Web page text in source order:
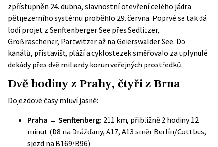
zpřístupněn 24. dubna, slavnostní otevření celého jádra
pětijezerního systému proběhlo 29. června. Poprvé se tak dá
lodí projet z Senftenberger See přes Sedlitzer,
Großräschener, Partwitzer až na Geierswalder See. Do
kanálů, přístavišť, pláží a cyklostezek směřovalo za uplynulé
dekády přes dvě miliardy korun veřejných prostředků.
Dvě hodiny z Prahy, čtyři z Brna
Dojezdové časy mluví jasně:
Praha → Senftenberg: 211 km, přibližně 2 hodiny 12
minut (D8 na Drážďany, A17, A13 směr Berlín/Cottbus,
sjezd na B169/B96)